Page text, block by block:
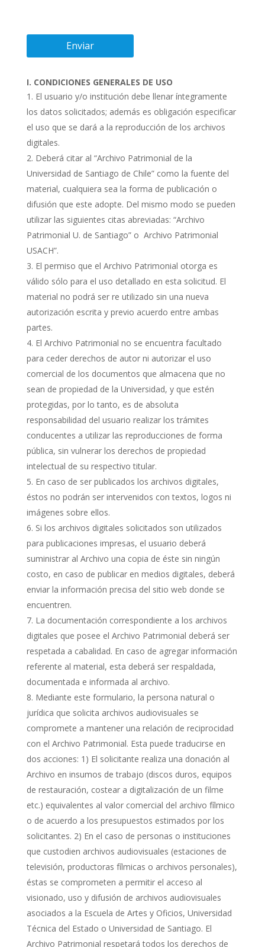
I. CONDICIONES GENERALES DE USO
El usuario y/o institución debe llenar íntegramente
los datos solicitados; además es obligación especificar
el uso que se dará a la reproducción de los archivos
digitales.
Deberá citar al “Archivo Patrimonial de la
Universidad de Santiago de Chile” como la fuente del
material, cualquiera sea la forma de publicación o
difusión que este adopte. Del mismo modo se pueden
utilizar las siguientes citas abreviadas: “Archivo
Patrimonial U. de Santiago” o Archivo Patrimonial
USACH”.
El permiso que el Archivo Patrimonial otorga es
válido sólo para el uso detallado en esta solicitud. El
material no podrá ser re utilizado sin una nueva
autorización escrita y previo acuerdo entre ambas
partes.
El Archivo Patrimonial no se encuentra facultado
para ceder derechos de autor ni autorizar el uso
comercial de los documentos que almacena que no
sean de propiedad de la Universidad, y que estén
protegidas, por lo tanto, es de absoluta
responsabilidad del usuario realizar los trámites
conducentes a utilizar las reproducciones de forma
pública, sin vulnerar los derechos de propiedad
intelectual de su respectivo titular.
En caso de ser publicados los archivos digitales,
éstos no podrán ser intervenidos con textos, logos ni
imágenes sobre ellos.
Si los archivos digitales solicitados son utilizados
para publicaciones impresas, el usuario deberá
suministrar al Archivo una copia de éste sin ningún
costo, en caso de publicar en medios digitales, deberá
enviar la información precisa del sitio web donde se
encuentren.
La documentación correspondiente a los archivos
digitales que posee el Archivo Patrimonial deberá ser
respetada a cabalidad. En caso de agregar información
referente al material, esta deberá ser respaldada,
documentada e informada al archivo.
Mediante este formulario, la persona natural o
jurídica que solicita archivos audiovisuales se
compromete a mantener una relación de reciprocidad
con el Archivo Patrimonial. Esta puede traducirse en
dos acciones: 1) El solicitante realiza una donación al
Archivo en insumos de trabajo (discos duros, equipos
de restauración, costear a digitalización de un filme
etc.) equivalentes al valor comercial del archivo fílmico
o de acuerdo a los presupuestos estimados por los
solicitantes. 2) En el caso de personas o instituciones
que custodien archivos audiovisuales (estaciones de
televisión, productoras fílmicas o archivos personales),
éstas se comprometen a permitir el acceso al
visionado, uso y difusión de archivos audiovisuales
asociados a la Escuela de Artes y Oficios, Universidad
Técnica del Estado o Universidad de Santiago. El
Archivo Patrimonial respetará todos los derechos de